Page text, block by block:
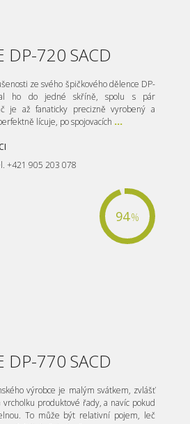
DP-720 SACD
ze svého špičkového dělence DP-
ho do jedné skříně, spolu s pár
je až fanaticky precizně vyrobený a
lícuje, po spojovacích ...
+421 905 203 078
94%
DP-770 SACD
výrobce je malým svátkem, zvlášť
produktové řady, a navíc pokud
To může být relativní pojem, leč